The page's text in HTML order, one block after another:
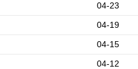
04-23
04-19
04-15
04-12